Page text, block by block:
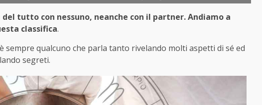
tutto con nessuno, neanche con il partner. Andiamo a
classifica.
sempre qualcuno che parla tanto rivelando molti aspetti di sé ed
segreti.